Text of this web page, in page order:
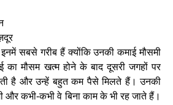
सबसे गरीब हैं क्योंकि उनकी कमाई मौसमी
का मौसम खत्म होने के बाद दूसरी जगहों पर
है और उन्हें बहुत कम पैसे मिलते हैं। उनकी
और कभी-कभी वे बिना काम के भी रह जाते हैं।